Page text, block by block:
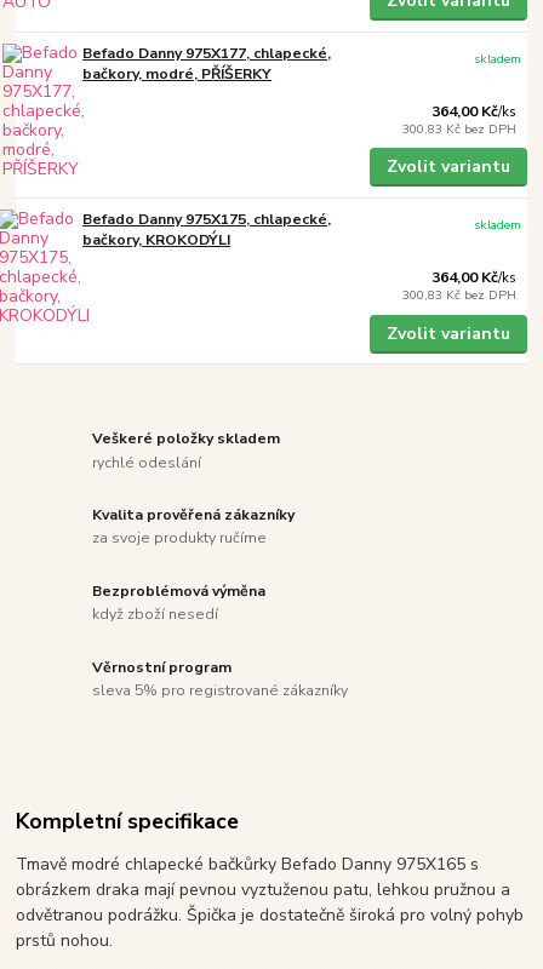
Befado Danny 975X177, chlapecké,
bačkory, modré, PŘÍŠERKY
364,00 Kč/ks
300,83 Kč bez DPH
skladem
Zvolit variantu
Befado Danny 975X175, chlapecké,
bačkory, KROKODÝLI
364,00 Kč/ks
300,83 Kč bez DPH
skladem
Zvolit variantu
Veškeré položky skladem
rychlé odeslání
Kvalita prověřená zákazníky
za svoje produkty ručíme
Bezproblémová výměna
když zboží nesedí
Věrnostní program
sleva 5% pro registrované zákazníky
Kompletní specifikace
Tmavě modré chlapecké bačkůrky Befado Danny 975X165 s
obrázkem draka mají pevnou vyztuženou patu, lehkou pružnou a
odvětranou podrážku. Špička je dostatečně široká pro volný pohyb
prstů nohou.